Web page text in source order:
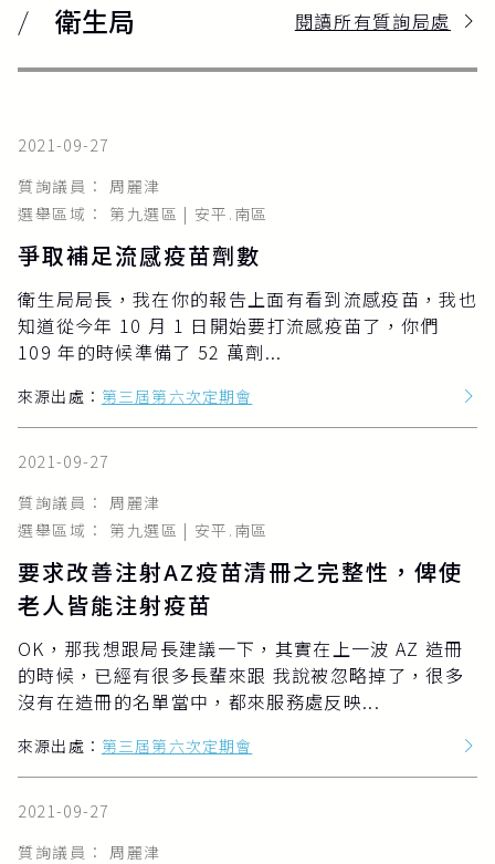
衛生局 閱讀所有質詢局處
2021-09-27
質詢議員： 周麗津
選舉區域： 第九選區 | 安平.南區
爭取補足流感疫苗劑數
衛生局局長，我在你的報告上面有看到流感疫苗，我也
知道從今年 10 月 1 日開始要打流感疫苗了，你們
109 年的時候準備了 52 萬劑...
來源出處： 第三屆第六次定期會
2021-09-27
質詢議員： 周麗津
選舉區域： 第九選區 | 安平.南區
要求改善注射AZ疫苗清冊之完整性，俾使
老人皆能注射疫苗
OK，那我想跟局長建議一下，其實在上一波 AZ 造冊
的時候，已經有很多長輩來跟 我說被忽略掉了，很多
沒有在造冊的名單當中，都來服務處反映...
來源出處： 第三屆第六次定期會
2021-09-27
質詢議員： 周麗津